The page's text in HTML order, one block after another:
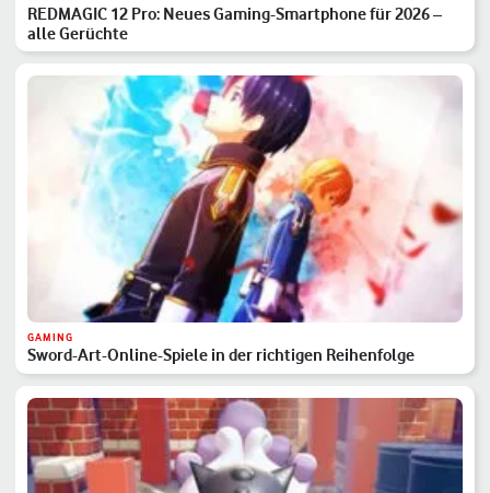
REDMAGIC 12 Pro: Neues Gaming-Smartphone für 2026 –
alle Gerüchte
GAMING
Sword-Art-Online-Spiele in der richtigen Reihenfolge